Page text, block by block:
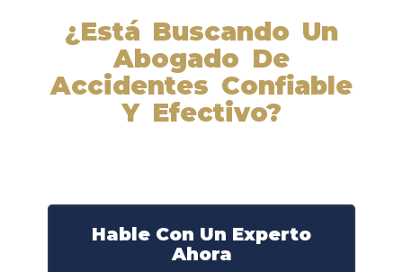
¿Está Buscando Un
Abogado De
Accidentes Confiable
Y Efectivo?
Hable Con Un Experto
Ahora